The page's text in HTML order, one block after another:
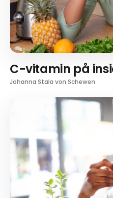
C-vitamin på
Johanna Stala von Schewen